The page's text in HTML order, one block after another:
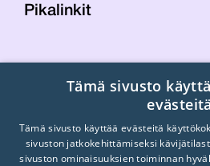
Pikalinkit
Laskutustiedot
Tietosuojaseloste
Turvallisemman tilan periaatteet
Tämä sivusto
evästeitä
Tämä sivusto käyttää evästeitä
sivuston jatkokehittämiseksi
sivuston ominaisuuksien toiminnan